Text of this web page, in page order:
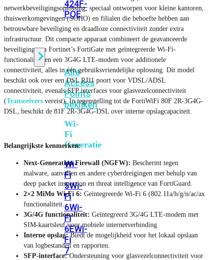
424F-
POE
WiFi
Alle
Access
Points
bekijken
Wi-
Fi
Generatie
Wi-
Fi
5Wi-
Fi
6Wi-
Fi
6EWi-
Fi
7
netwerkbeveiligingsoplossing, speciaal ontworpen voor kleine kantoren,
thuiswerkomgevingen (SOHO) en filialen die behoefte hebben aan
betrouwbare beveiliging en draadloze connectiviteit zonder extra
infrastructuur. Dit compacte apparaat combineert de geavanceerde
beveiliging van Fortinet’s FortiGate met geïntegreerde Wi-Fi-
functionaliteit en een 3G4G LTE-modem voor additionele
connectiviteit; alles in één gebruiksvriendelijke oplossing. Dit model
beschikt ook over een DSL RJ11 poort voor VDSL/ADSL
connectiviteit, evenals SFP interfaces voor glasvezelconnectiviteit
(Transceivers vereist). In tegenstelling tot de FortiWiFi 80F 2R-3G4G-
DSL, beschikt de 81F 2R-3G4G-DSL over interne opslagcapaciteit.
Belangrijkste kenmerken:
Next-Generation Firewall (NGFW): Beschermt tegen
malware, aanvallen en andere cyberdreigingen met behulp van
deep packet inspection en threat intelligence van FortiGuard.
2×2 MiMo Wi-Fi 6: Geïntegreerde Wi-Fi 6 (802.11a/b/g/n/ac/ax
functionaliteit.
3G/4G functionaliteit: Geïntegreerd 3G/4G LTE-modem met
SIM-kaartsleuf voor mobiele internetverbinding
Interne opslag:Biedt de mogelijkheid voor het lokaal opslaan
van logbestanden en rapporten.
SFP-interface:Ondersteuning voor glasvezelconnectiviteit voor